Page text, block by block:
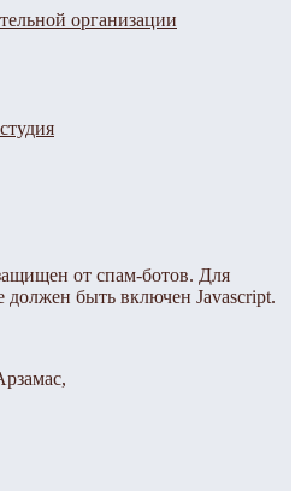
организации
от спам-ботов. Для
должен быть включен Javascript.